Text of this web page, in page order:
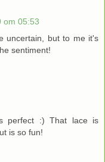
om 05:53
uncertain, but to me it's
sentiment!
perfect :) That lace is
is so fun!